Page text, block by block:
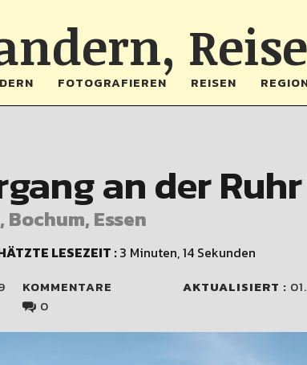
FOTOGRAFIEREN REISEN
an der Ruhr
Essen
LESEZEIT :3 Minuten, 14 Sekunden
KOMMENTARE
0
AKTUALISIERT :